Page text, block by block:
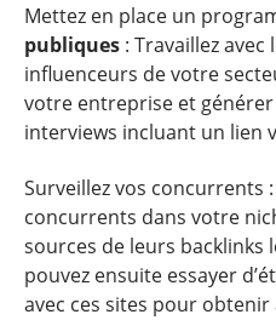
Mettez en place un
publiques : Travaillez avec
influenceurs de votre
votre entreprise et
interviews incluant un lien
Surveillez vos concurrents
concurrents dans votre
sources de leurs backlinks
pouvez ensuite essayer
avec ces sites pour obtenir